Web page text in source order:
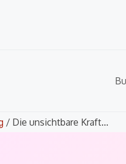
/ Die unsichtbare Kraft...